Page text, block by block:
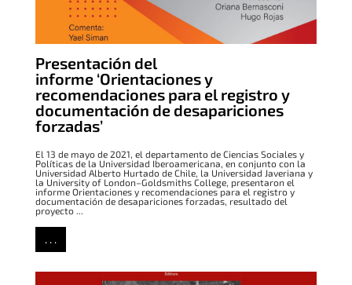
Presentación del
informe ‘Orientaciones y
recomendaciones para el registro y
documentación de desapariciones
forzadas’
El 13 de mayo de 2021, el departamento de Ciencias Sociales y
Políticas de la Universidad Iberoamericana, en conjunto con la
Universidad Alberto Hurtado de Chile, la Universidad Javeriana y
la University of London–Goldsmiths College, presentaron el
informe Orientaciones y recomendaciones para el registro y
documentación de desapariciones forzadas, resultado del
proyecto ...
. . .